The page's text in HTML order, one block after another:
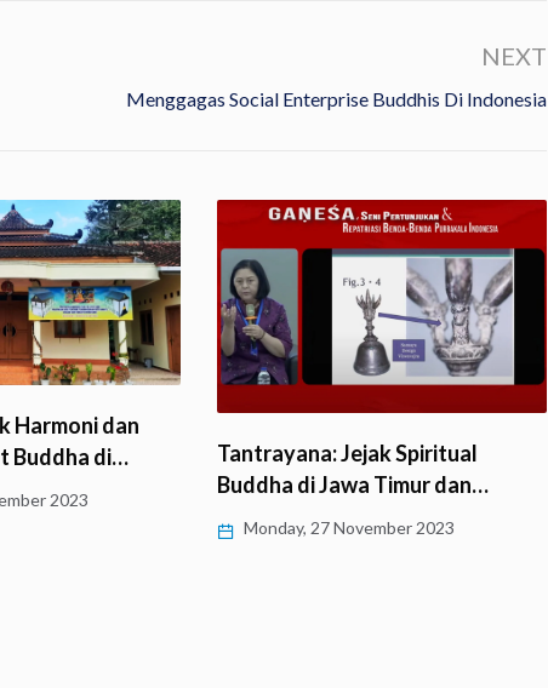
NEXT
Menggagas Social Enterprise Buddhis Di Indonesia
Harmoni dan
Buddha di…
2023
Tantrayana: Jejak Spiritual
Buddha di Jawa Timur dan…
Monday, 27 November 2023